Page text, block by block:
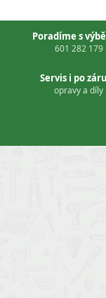
Poradíme s
601 282 179
Servis i po
opravy a díly